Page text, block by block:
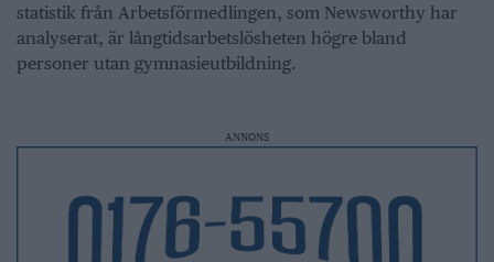
statistik från Arbetsförmedlingen, som Newsworthy har
analyserat, är långtidsarbetslösheten högre bland
personer utan gymnasieutbildning.
ANNONS